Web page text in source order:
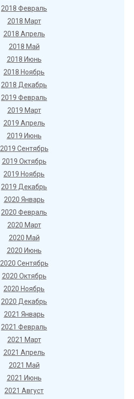
2018 Февраль
2018 Март
2018 Апрель
2018 Май
2018 Июнь
2018 Ноябрь
2018 Декабрь
2019 Февраль
2019 Март
2019 Апрель
2019 Июнь
2019 Сентябрь
2019 Октябрь
2019 Ноябрь
2019 Декабрь
2020 Январь
2020 Февраль
2020 Март
2020 Май
2020 Июнь
2020 Сентябрь
2020 Октябрь
2020 Ноябрь
2020 Декабрь
2021 Январь
2021 Февраль
2021 Март
2021 Апрель
2021 Май
2021 Июнь
2021 Август